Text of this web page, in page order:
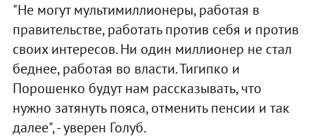
"Не могут мультимиллионеры, работая в
правительстве, работать против себя и против
своих интересов. Ни один миллионер не стал
беднее, работая во власти. Тигипко и
Порошенко будут нам рассказывать, что
нужно затянуть пояса, отменить пенсии и так
далее", - уверен Голуб.